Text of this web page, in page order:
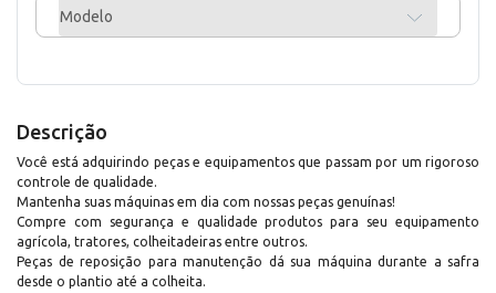
Modelo
Descrição
Você está adquirindo peças e equipamentos que passam por um rigoroso
controle de qualidade.
Mantenha suas máquinas em dia com nossas peças genuínas!
Compre com segurança e qualidade produtos para seu equipamento
agrícola, tratores, colheitadeiras entre outros.
Peças de reposição para manutenção dá sua máquina durante a safra
desde o plantio até a colheita.